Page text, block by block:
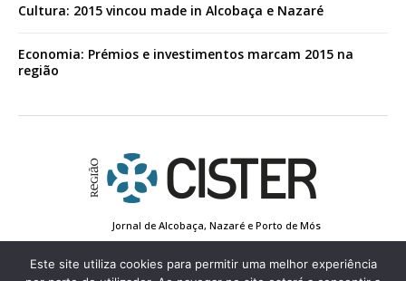
Cultura: 2015 vincou made in Alcobaça e Nazaré
Economia: Prémios e investimentos marcam 2015 na
região
Jornal de Alcobaça, Nazaré e Porto de Mós
Estatuto Editorial
Contactos
Política de Privacidade
Conta de Registo
Edição Impressa
Este site utiliza cookies para permitir uma melhor experiência